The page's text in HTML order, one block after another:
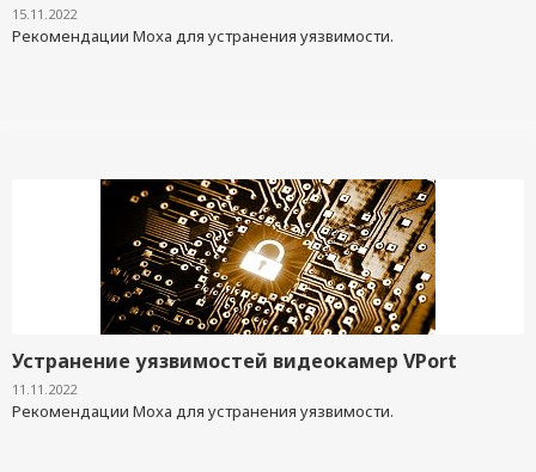
15.11.2022
Рекомендации Moxa для устранения уязвимости.
Устранение уязвимостей видеокамер VPort
11.11.2022
Рекомендации Moxa для устранения уязвимости.